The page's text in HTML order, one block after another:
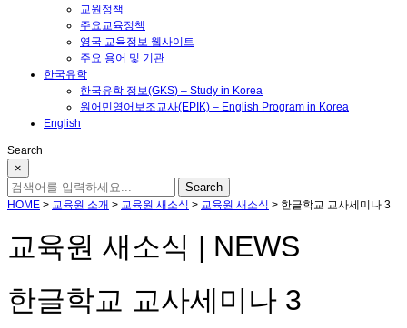
교원정책
주요교육정책
영국 교육정보 웹사이트
주요 용어 및 기관
한국유학
한국유학 정보(GKS) – Study in Korea
원어민영어보조교사(EPIK) – English Program in Korea
English
Search
×
HOME > 교육원 소개 > 교육원 새소식 > 교육원 새소식 > 한글학교 교사세미나 3
교육원 새소식 | NEWS
한글학교 교사세미나 3